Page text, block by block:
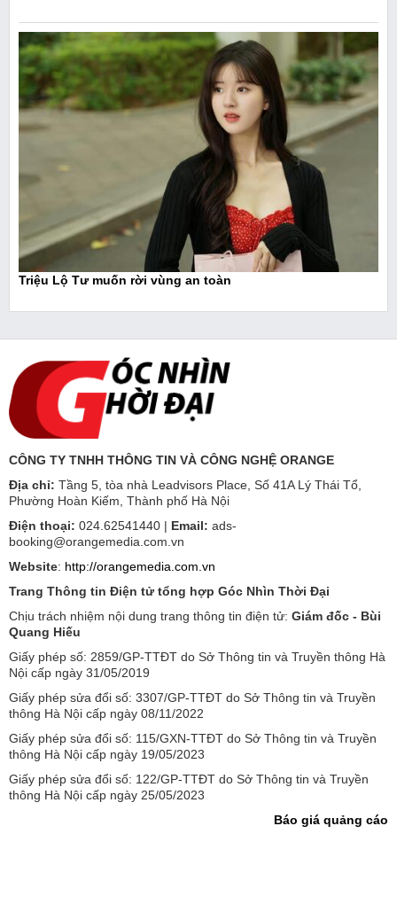
Triệu Lộ Tư muốn rời vùng an toàn
CÔNG TY TNHH THÔNG TIN VÀ CÔNG NGHỆ ORANGE
Địa chỉ: Tầng 5, tòa nhà Leadvisors Place, Số 41A Lý Thái Tổ,
Phường Hoàn Kiếm, Thành phố Hà Nội
Điện thoại: 024.62541440 | Email: ads-
booking@orangemedia.com.vn
Website: http://orangemedia.com.vn
Trang Thông tin Điện tử tổng hợp Góc Nhìn Thời Đại
Chịu trách nhiệm nội dung trang thông tin điện tử: Giám đốc - Bùi
Quang Hiếu
Giấy phép số: 2859/GP-TTĐT do Sở Thông tin và Truyền thông Hà
Nội cấp ngày 31/05/2019
Giấy phép sửa đổi số: 3307/GP-TTĐT do Sở Thông tin và Truyền
thông Hà Nội cấp ngày 08/11/2022
Giấy phép sửa đổi số: 115/GXN-TTĐT do Sở Thông tin và Truyền
thông Hà Nội cấp ngày 19/05/2023
Giấy phép sửa đổi số: 122/GP-TTĐT do Sở Thông tin và Truyền
thông Hà Nội cấp ngày 25/05/2023
Báo giá quảng cáo